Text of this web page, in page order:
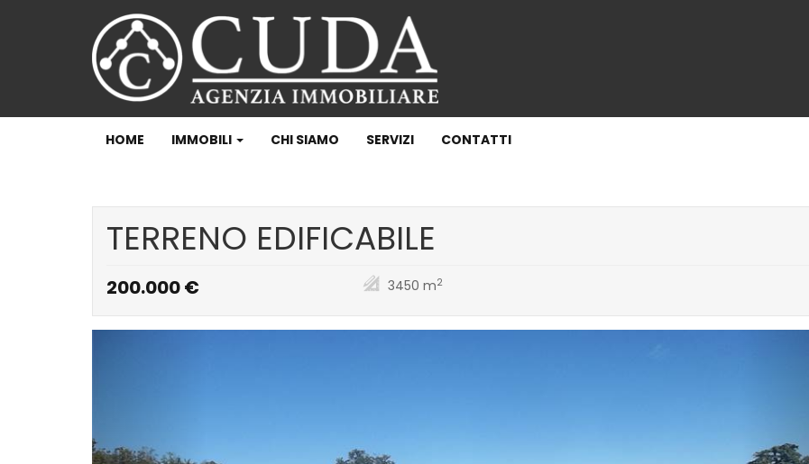
HOME IMMOBILI CHI SIAMO SERVIZI CONTATTI
TERRENO EDIFICABILE
200.000 € 3450 m2